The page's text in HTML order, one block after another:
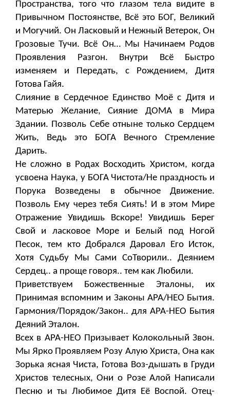
Пространства, того что глазом тела видите в
Привычном Постоянстве, Всё это БОГ, Великий
и Могучий. Он Ласковый и Нежный Ветерок, Он
Грозовые Тучи. Всё Он… Мы Начинаем Родов
Проявления Разгон. Внутри Всё Быстро
изменяем и Передать, с Рождением, Дитя
Готова Гайя.
Слияние в Сердечное Единство Моё с Дитя и
Матерью Желание, Сияние ДОМА в Мира
Здании. Позволь Себе отныне только Сердцем
Жить, Ведь это БОГА Вечного Стремление
Дарить.
Не сложно в Родах Восходить Христом, когда
усвоена Наука, у БОГА Чистота/Не праздность и
Порука Возведены в обычное Движение.
Позволь Ему через тебя Сиять! И в этом Мире
Отражение Увидишь Вскоре! Увидишь Берег
Свой и ласковое Море и Белый под Ногой
Песок, тем кто Добрался Даровал Его Исток,
Хотя Судьбу Мы Сами СоТворили.. Деянием
Сердец.. а проще говоря.. тем как Любили.
Приветствуем Божественные Эталоны, их
Принимая вспомним и Законы АРА/НЕО Бытия.
Гармония/Порядок/Закон.. для АРА-НЕО Бытия
Деяний Эталон.
Всех в АРА-НЕО Призывает Колокольный Звон.
Мы Ярко Проявляем Розу Алую Христа, Она как
Зорька ясная Чиста, Готова Воз-дышать в Груди
Христов телесных, Они о Розе Алой Написали
Песню и ты Любимое Дитя Её Воспой. Отец-